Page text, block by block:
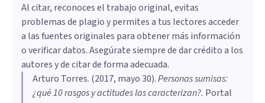
Al citar, reconoces el trabajo original, evitas
problemas de plagio y permites a tus lectores acceder
a las fuentes originales para obtener más información
o verificar datos. Asegúrate siempre de dar crédito a los
autores y de citar de forma adecuada.
Arturo Torres. (2017, mayo 30).​Personas sumisas:
¿qué 10 rasgos y actitudes las caracterizan?. Portal